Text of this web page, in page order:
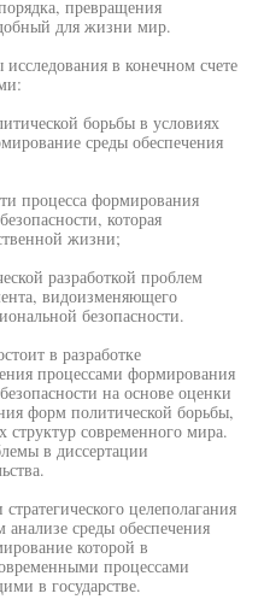
превращения
для жизни мир.
в конечном счете
борьбы в условиях
среды обеспечения
процесса формирования
которая
жизни;
разработкой проблем
видоизменяющего
безопасности.
в разработке
процессами формирования
на основе оценки
форм политической борьбы,
современного мира.
в диссертации
целеполагания
среды обеспечения
которой в
процессами
в государстве.